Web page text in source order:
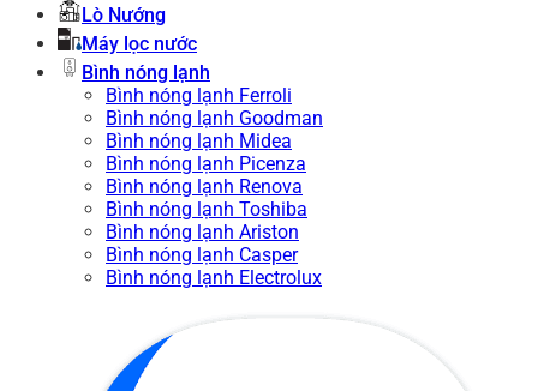
Lò Nướng
Máy lọc nước
Bình nóng lạnh
Bình nóng lạnh Ferroli
Bình nóng lạnh Goodman
Bình nóng lạnh Midea
Bình nóng lạnh Picenza
Bình nóng lạnh Renova
Bình nóng lạnh Toshiba
Bình nóng lạnh Ariston
Bình nóng lạnh Casper
Bình nóng lạnh Electrolux